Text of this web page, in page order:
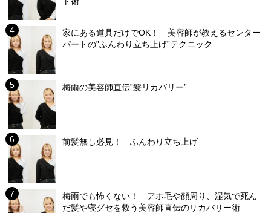
家にある道具だけでOK！ 美容師が教えるセンター
パートの”ふんわり立ち上げ”テクニック
梅雨の美容師直伝”髪リカバリー”
前髪無し必見！ ふんわり立ち上げ
梅雨でも怖くない！ アホ毛や顔周り、湿気で死ん
だ髪や寝グセを救う美容師直伝のリカバリー術